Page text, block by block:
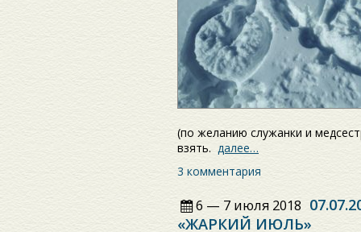
(по желанию служанки и
взять. далее…
3 комментария
6 — 7 июля 2018
«ЖАРКИЙ ИЮЛЬ»